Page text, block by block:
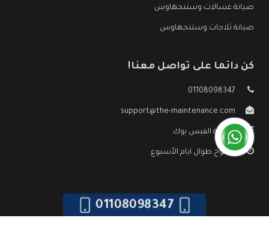
صيانة غسالات وستنجهاوس
صيانة ثلاجات وستنجهاوس
كن دائما على تواصل معنا!
01108098347
support@the-maintenance.com
صفحة الفيس بوك
مفتوح طوال ايام الأسبوع
01108098347